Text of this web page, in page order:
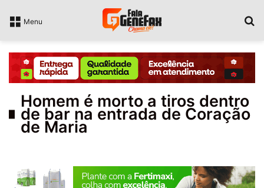
Menu
Homem é morto a tiros dentro
de bar na entrada de Coração
de Maria